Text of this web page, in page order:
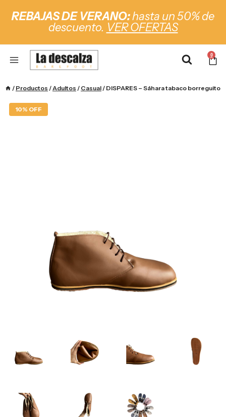
REBAJAS DE VERANO:hasta un 50% de
descuento. VER OFERTAS
0
/ Productos /Adultos / Casual / DISPARES – Sáhara tabaco borreguito
10% OFF